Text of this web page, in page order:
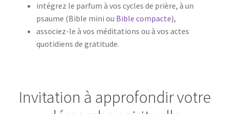
intégrez le parfum à vos cycles de prière, à un
psaume (Bible mini ou Bible compacte),
associez-le à vos méditations ou à vos actes
quotidiens de gratitude.
Invitation à approfondir votre